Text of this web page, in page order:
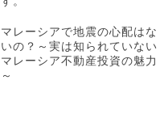
マレーシアで地震の心配はな
いの？～実は知られていない
マレーシア不動産投資の魅力
～